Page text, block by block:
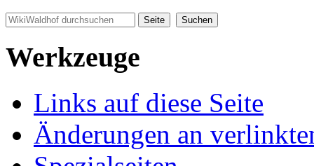
Werkzeuge
Links auf diese Seite
Änderungen an